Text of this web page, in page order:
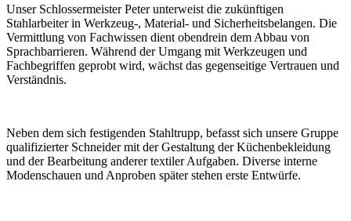
Unser Schlossermeister Peter unterweist die zukünftigen
Stahlarbeiter in Werkzeug-, Material- und Sicherheitsbelangen. Die
Vermittlung von Fachwissen dient obendrein dem Abbau von
Sprachbarrieren. Während der Umgang mit Werkzeugen und
Fachbegriffen geprobt wird, wächst das gegenseitige Vertrauen und
Verständnis.
Neben dem sich festigenden Stahltrupp, befasst sich unsere Gruppe
qualifizierter Schneider mit der Gestaltung der Küchenbekleidung
und der Bearbeitung anderer textiler Aufgaben. Diverse interne
Modenschauen und Anproben später stehen erste Entwürfe.